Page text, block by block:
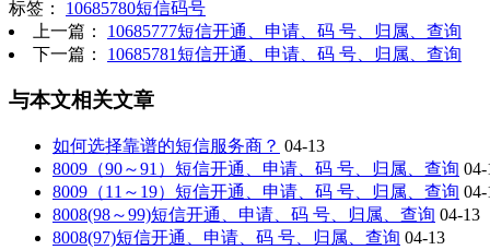
标签： 10685780短信码号
上一篇： 10685777短信开通、申请、码 号、归属、查询
下一篇： 10685781短信开通、申请、码 号、归属、查询
与本文相关文章
如何选择靠谱的短信服务商？ 04-13
8009（90～91）短信开通、申请、码 号、归属、查询 04-
8009（11～19）短信开通、申请、码 号、归属、查询 04-
8008(98～99)短信开通、申请、码 号、归属、查询 04-13
8008(97)短信开通、申请、码 号、归属、查询 04-13